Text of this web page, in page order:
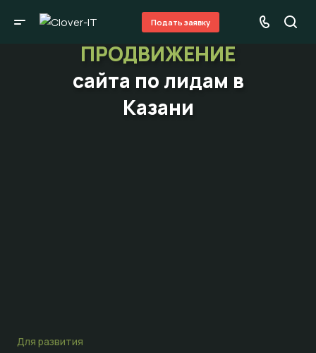
Подать заявку
ПРОДВИЖЕНИЕ
сайта по лидам в
Казани
Для развития